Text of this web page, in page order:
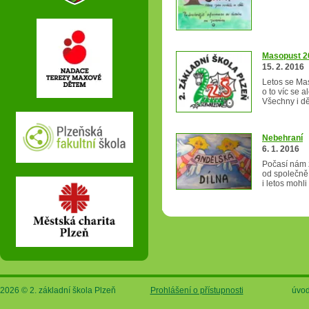
Masopust
15. 2. 2016
Letos se
o to víc se
Všechny i
Nebehraní
6. 1. 2016
Počasí nám
od
i letos
2026 © 2. základní škola Plzeň Prohlášení o přístupnosti